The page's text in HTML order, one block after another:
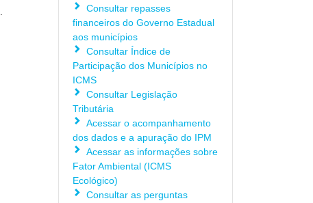
Consultar repasses
financeiros do Governo Estadual
aos municípios
Consultar Índice de
Participação dos Municípios no
ICMS
Consultar Legislação
Tributária
Acessar o acompanhamento
dos dados e a apuração do IPM
Acessar as informações sobre
Fator Ambiental (ICMS
Ecológico)
Consultar as perguntas